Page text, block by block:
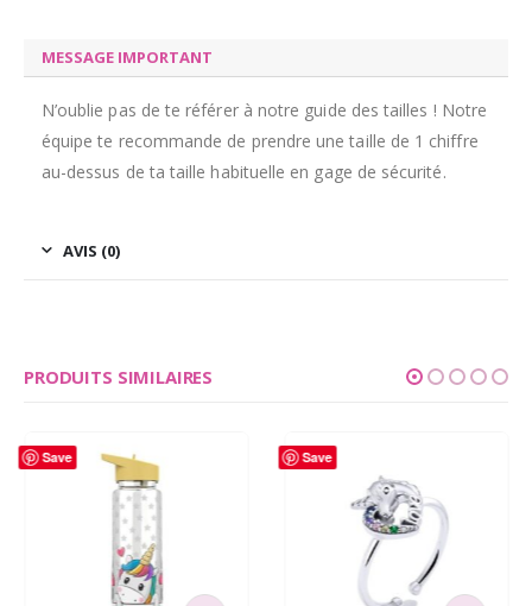
MESSAGE IMPORTANT
N’oublie pas de te référer à notre guide des tailles ! Notre
équipe te recommande de prendre une taille de 1 chiffre
au-dessus de ta taille habituelle en gage de sécurité.
AVIS (0)
PRODUITS SIMILAIRES
Save Save